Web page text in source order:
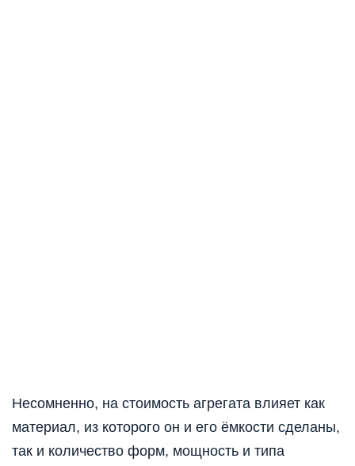
Несомненно, на стоимость агрегата влияет как
материал, из которого он и его ёмкости сделаны,
так и количество форм, мощность и типа